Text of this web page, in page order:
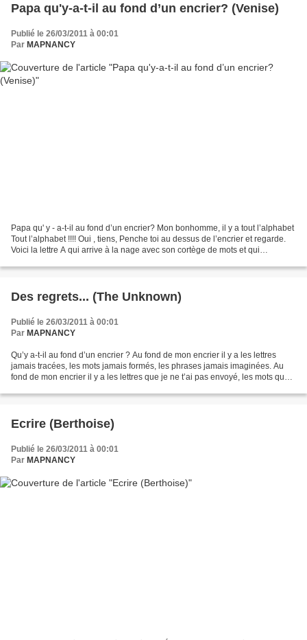
Papa qu'y-a-t-il au fond d’un encrier? (Venise)
Publié le 26/03/2011 à 00:01
Par MAPNANCY
Papa qu' y - a-t-il au fond d’un encrier? Mon bonhomme, il y a tout l’alphabet
Tout l’alphabet !!!! Oui , tiens, Penche toi au dessus de l’encrier et regarde.
Voici la lettre A qui arrive à la nage avec son cortège de mots et qui
Des regrets... (The Unknown)
Publié le 26/03/2011 à 00:01
Par MAPNANCY
Qu’y a-t-il au fond d’un encrier ? Au fond de mon encrier il y a les lettres
jamais tracées, les mots jamais formés, les phrases jamais imaginées. Au
fond de mon encrier il y a les lettres que je ne t’ai pas envoyé, les mots que
Ecrire (Berthoise)
Publié le 26/03/2011 à 00:01
Par MAPNANCY